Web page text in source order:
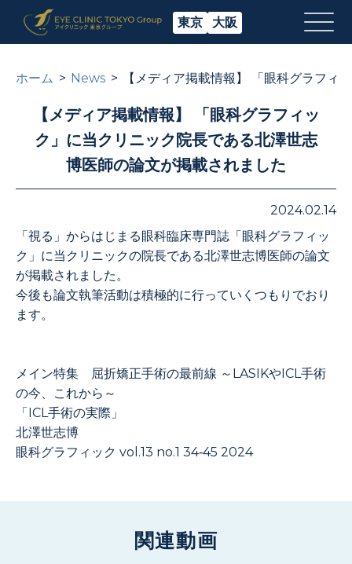
東京 大阪
ホーム News 【メディア掲載情報】 「眼科グラフ
【メディア掲載情報】 「眼科グラフィッ
ク」に当クリニック院長である北澤世志
博医師の論文が掲載されました
2024.02.14
「視る」からはじまる眼科臨床専門誌「眼科グラフィッ
ク」に当クリニックの院長である北澤世志博医師の論文
が掲載されました。
今後も論文執筆活動は積極的に行っていくつもりでおり
ます。
メイン特集 屈折矯正手術の最前線 ～LASIKやICL手術
の今、これから～
「ICL手術の実際」
北澤世志博
眼科グラフィック vol.13 no.1 34‐45 2024
関連動画